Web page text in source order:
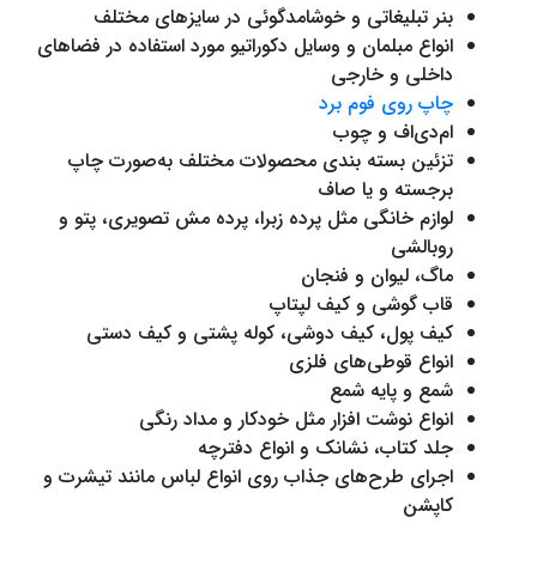
بنر تبلیغاتی و خوشامدگوئی در سایزهای مختلف
انواع مبلمان و وسایل دکوراتیو مورد استفاده در فضاهای
داخلی و خارجی
چاپ روی فوم برد
ام‌دی‌اف و چوب
تزئین بسته‌ بندی محصولات مختلف به‌صورت چاپ
برجسته و یا صاف
لوازم خانگی مثل پرده زبرا، پرده مش تصویری، پتو و
روبالشی
ماگ، لیوان و فنجان
قاب گوشی و کیف لپتاپ
کیف پول، کیف دوشی، کوله پشتی و کیف دستی
انواع قوطی‌های فلزی
شمع و پایه شمع
انواع نوشت افزار مثل خودکار و مداد رنگی
جلد کتاب، نشانک و انواع دفترچه
اجرای طرح‌های جذاب روی انواع لباس مانند تیشرت و
کاپشن